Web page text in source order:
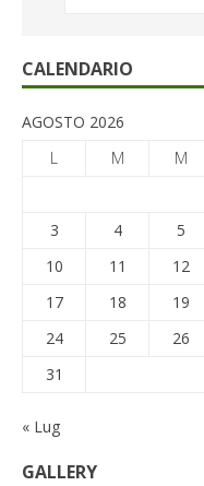
CALENDARIO
AGOSTO 2026
L
M M
3
4 5
10
11 12
17
18 19
24
25 26
31
« Lug
GALLERY